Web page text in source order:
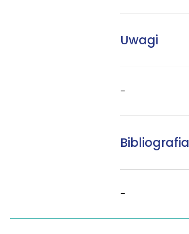
Uwagi
–
Bibliografia
–